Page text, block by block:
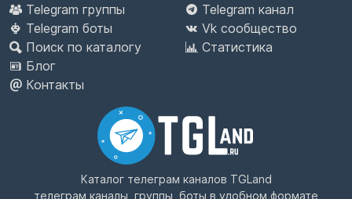
Telegram группы
Telegram боты
Поиск по каталогу
Блог
Контакты
Telegram канал
Vk сообщество
Статистика
Каталог телеграм каналов TGLand
телеграм каналы, группы, боты в удобном формате